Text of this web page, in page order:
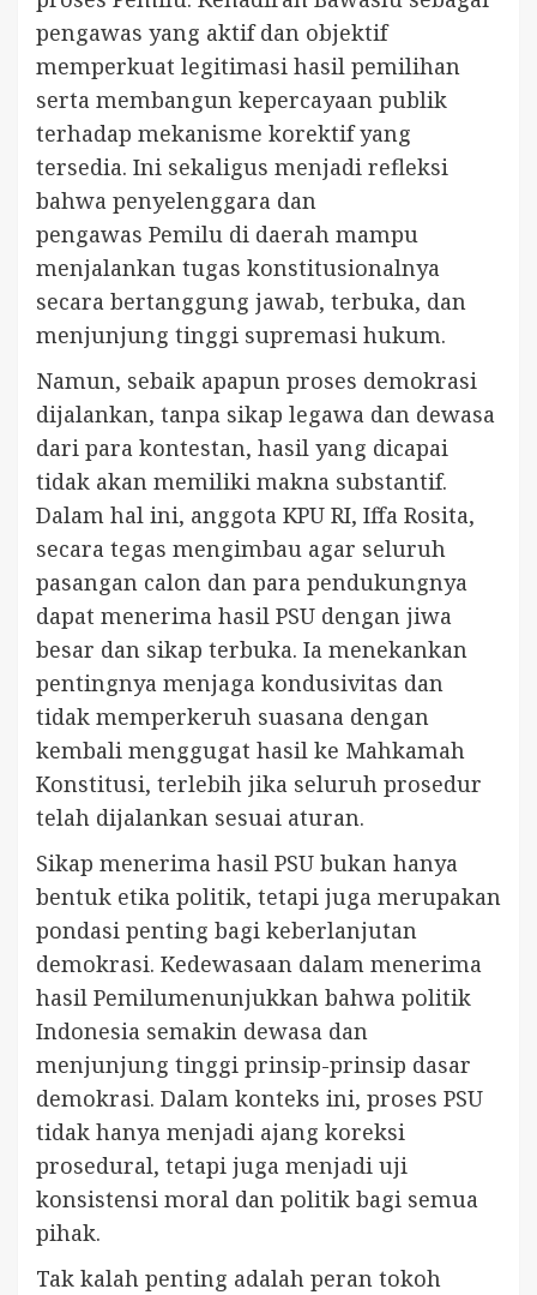
pengawas yang aktif dan objektif
memperkuat legitimasi hasil pemilihan
serta membangun kepercayaan publik
terhadap mekanisme korektif yang
tersedia. Ini sekaligus menjadi refleksi
bahwa penyelenggara dan
pengawas Pemilu di daerah mampu
menjalankan tugas konstitusionalnya
secara bertanggung jawab, terbuka, dan
menjunjung tinggi supremasi hukum.
Namun, sebaik apapun proses demokrasi
dijalankan, tanpa sikap legawa dan dewasa
dari para kontestan, hasil yang dicapai
tidak akan memiliki makna substantif.
Dalam hal ini, anggota KPU RI, Iffa Rosita,
secara tegas mengimbau agar seluruh
pasangan calon dan para pendukungnya
dapat menerima hasil PSU dengan jiwa
besar dan sikap terbuka. Ia menekankan
pentingnya menjaga kondusivitas dan
tidak memperkeruh suasana dengan
kembali menggugat hasil ke Mahkamah
Konstitusi, terlebih jika seluruh prosedur
telah dijalankan sesuai aturan.
Sikap menerima hasil PSU bukan hanya
bentuk etika politik, tetapi juga merupakan
pondasi penting bagi keberlanjutan
demokrasi. Kedewasaan dalam menerima
hasil Pemilumenunjukkan bahwa politik
Indonesia semakin dewasa dan
menjunjung tinggi prinsip-prinsip dasar
demokrasi. Dalam konteks ini, proses PSU
tidak hanya menjadi ajang koreksi
prosedural, tetapi juga menjadi uji
konsistensi moral dan politik bagi semua
pihak.
Tak kalah penting adalah peran tokoh